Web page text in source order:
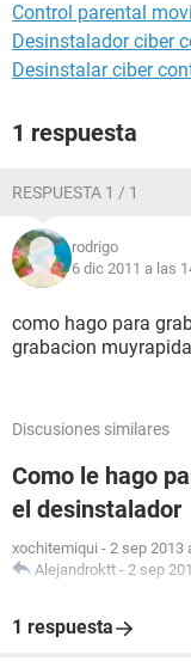
Control parental
Desinstalador ciber
Desinstalar ciber
1 respuesta
RESPUESTA 1 / 1
rodrigo
6 dic 2011 a las
como hago para
grabacion muyrapida
Discusiones similares
Como le hago
el desinstalador
xochitemiqui - 2 sep 2013
Alejandroktt - 2 sep
1 respuesta